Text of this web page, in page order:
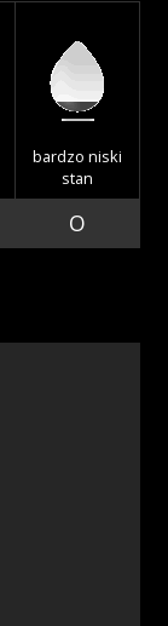
bardzo niski
stan
O